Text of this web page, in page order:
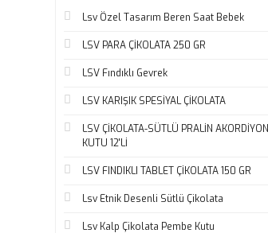
Lsv Özel Tasarım Beren Saat Bebek
LSV PARA ÇİKOLATA 250 GR
LSV Fındıklı Gevrek
LSV KARIŞIK SPESİYAL ÇİKOLATA
LSV ÇİKOLATA-SÜTLÜ PRALİN AKORDİYON
KUTU 12'Lİ
LSV FINDIKLI TABLET ÇİKOLATA 150 GR
Lsv Etnik Desenli Sütlü Çikolata
Lsv Kalp Çikolata Pembe Kutu